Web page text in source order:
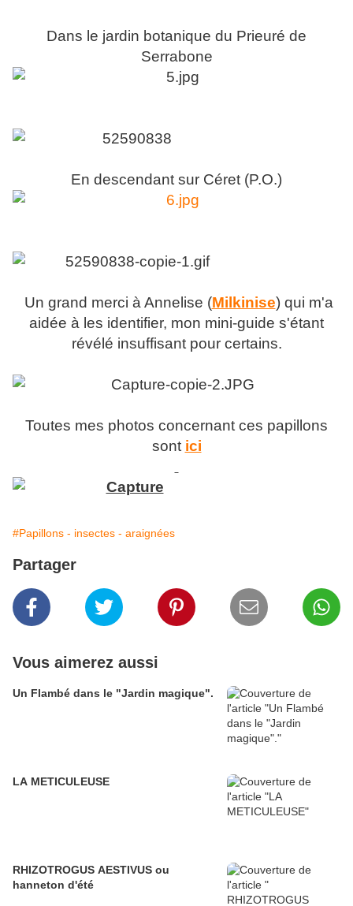
Dans le jardin botanique du Prieuré de
Serrabone
En descendant sur Céret (P.O.)
Un grand merci à Annelise (Milkinise) qui m'a
aidée à les identifier, mon mini-guide s'étant
révélé insuffisant pour certains.
Toutes mes photos concernant ces papillons
sont ici
#Papillons - insectes - araignées
Partager
Vous aimerez aussi
Un Flambé dans le "Jardin magique".
LA METICULEUSE
RHIZOTROGUS AESTIVUS ou
hanneton d'été